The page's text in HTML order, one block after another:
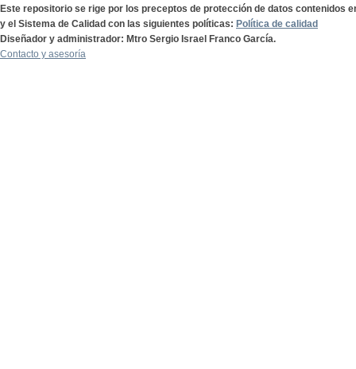
Este repositorio se rige por los preceptos de protección de datos contenidos
y el Sistema de Calidad con las siguientes políticas: Política de calidad
Diseñador y administrador: Mtro Sergio Israel Franco García.
Contacto y asesoría